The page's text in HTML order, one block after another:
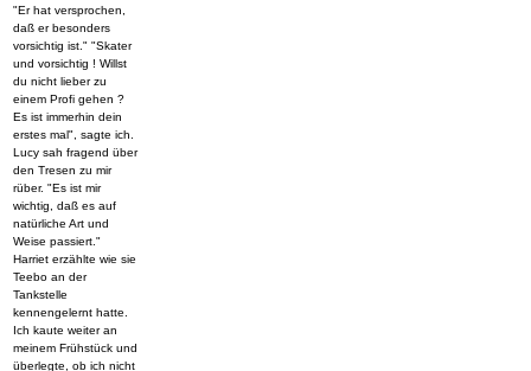
"Er hat versprochen,
daß er besonders
vorsichtig ist." "Skater
und vorsichtig ! Willst
du nicht lieber zu
einem Profi gehen ?
Es ist immerhin dein
erstes mal", sagte ich.
Lucy sah fragend über
den Tresen zu mir
rüber. "Es ist mir
wichtig, daß es auf
natürliche Art und
Weise passiert."
Harriet erzählte wie sie
Teebo an der
Tankstelle
kennengelernt hatte.
Ich kaute weiter an
meinem Frühstück und
überlegte, ob ich nicht